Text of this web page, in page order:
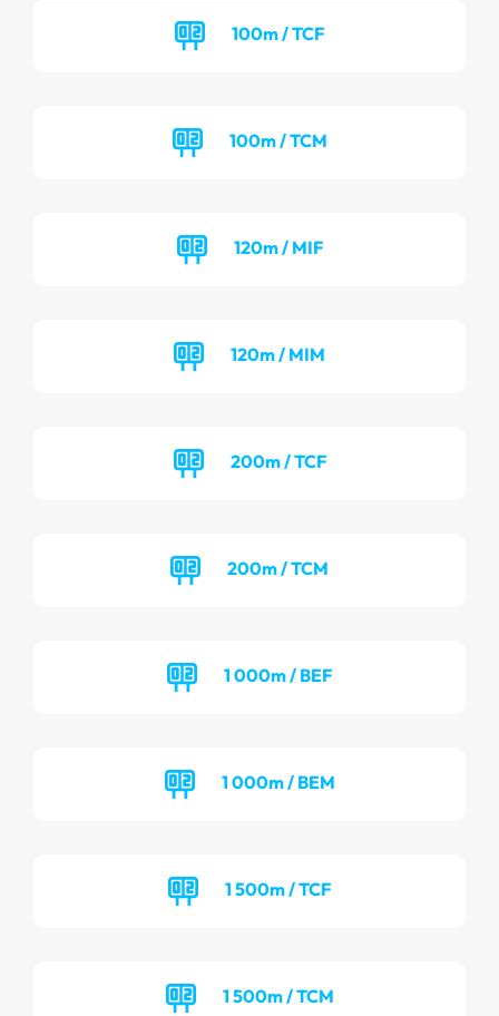
100m / TCF
100m / TCM
120m / MIF
120m / MIM
200m / TCF
200m / TCM
1 000m / BEF
1 000m / BEM
1 500m / TCF
1 500m / TCM